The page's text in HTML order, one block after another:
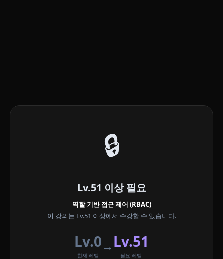
🔒
Lv.51 이상 필요
역할 기반 접근 제어 (RBAC)
이 강의는 Lv.51 이상에서 수강할 수 있습니다.
Lv.0
현재 레벨
→ Lv.51
필요 레벨